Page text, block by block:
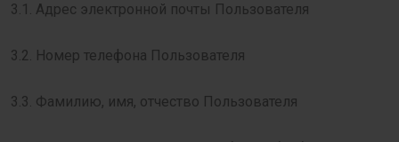
3.1. Адрес электронной почты Пользователя
3.2. Номер телефона Пользователя
3.3. Фамилию, имя, отчество Пользователя